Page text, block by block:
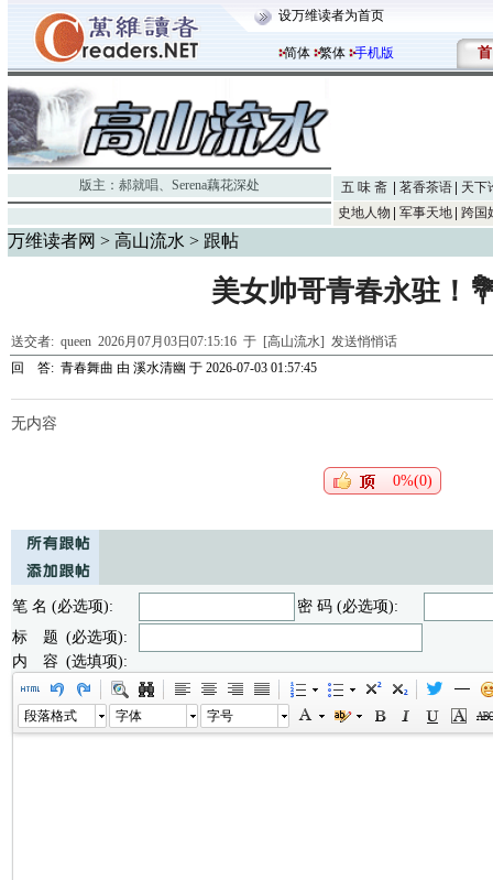
设万维读者为首页
简体 繁体 手机版 首
版主： 郝就唱、 Serena藕花深处 五 味 斋 茗香茶语
天下
史地人物
军事天地 跨国
万维读者网 > 高山流水 > 跟帖
美女帅哥青春永驻！
送交者: queen 2026月07月03日07:15:16 于 [高山流水] 发送悄悄话
回 答: 青春舞曲 由 溪水清幽 于 2026-07-03 01:57:45
无内容
0%(0)
笔 名 (必选项):
密 码 (必选项):
标 题 (必选项):
内 容 (选填项):
段落格式 字体 字号